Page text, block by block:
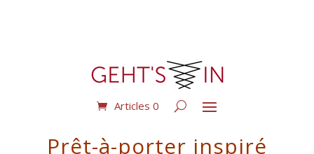
Articles 0
Prêt-à-porter inspiré